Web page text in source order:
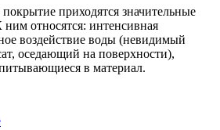
приходятся значительные
ним относятся: интенсивная
воздействие воды (невидимый
оседающий на поверхности),
в материал.